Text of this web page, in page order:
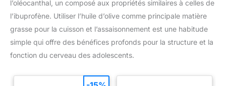
l’oléocanthal, un composé aux propriétés similaires à celles de
l’ibuprofène. Utiliser l’huile d’olive comme principale matière
grasse pour la cuisson et l’assaisonnement est une habitude
simple qui offre des bénéfices profonds pour la structure et la
fonction du cerveau des adolescents.